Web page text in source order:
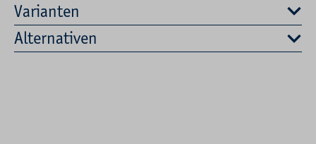
Varianten
Alternativen